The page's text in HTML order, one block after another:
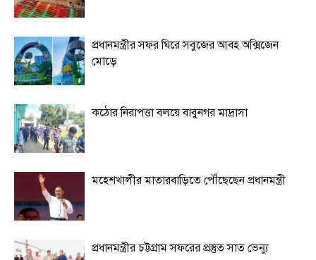
প্রধানমন্ত্রীর সফর ঘিরে সবুজের আবহ অক্সিজেন
মোড়ে
কঠোর নিরাপত্তা বলয়ে বাবুনগর মাদ্রাসা
মহেশখালীর মাতারবাড়িতে পৌঁছেছেন প্রধানমন্ত্রী
প্রধানমন্ত্রীর চট্টগ্রাম সফরের প্রস্তুত সাত ভেন্যু